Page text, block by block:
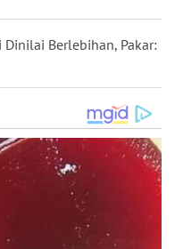
Berlebihan, Pakar: